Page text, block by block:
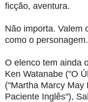
ficção, aventura.
Não importa. Valem
como o personagem.
O elenco tem ainda
Ken Watanabe ("O
("Martha Marcy May
Paciente Inglês"),